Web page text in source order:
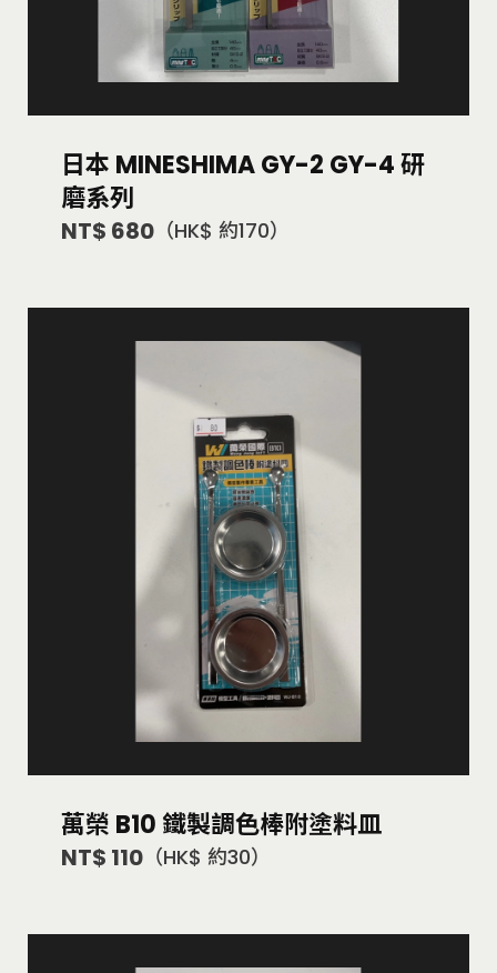
日本 MINESHIMA GY-2 GY-4 研
磨系列
NT$ 680 （HK$ 約170）
萬榮 B10 鐵製調色棒附塗料皿
NT$ 110 （HK$ 約30）